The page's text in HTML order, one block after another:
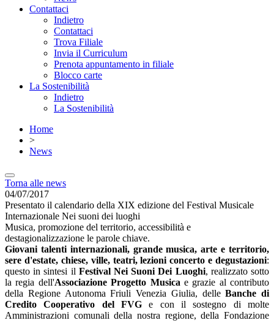
Contattaci
Indietro
Contattaci
Trova Filiale
Invia il Curriculum
Prenota appuntamento in filiale
Blocco carte
La Sostenibilità
Indietro
La Sostenibilità
Home
>
News
Torna alle news
04/07/2017
Presentato il calendario della XIX edizione del Festival Musicale
Internazionale Nei suoni dei luoghi
Musica, promozione del territorio, accessibilità e
destagionalizzazione le parole chiave.
Giovani talenti internazionali, grande musica, arte e territorio,
sere d'estate, chiese, ville, teatri, lezioni concerto e degustazioni:
questo in sintesi il Festival Nei Suoni Dei Luoghi, realizzato sotto
la regia dell'Associazione Progetto Musica e grazie al contributo
della Regione Autonoma Friuli Venezia Giulia, delleBanche di
Credito Cooperativo del FVG e con il sostegno di molte
Amministrazioni comunali della nostra regione, della Fondazione